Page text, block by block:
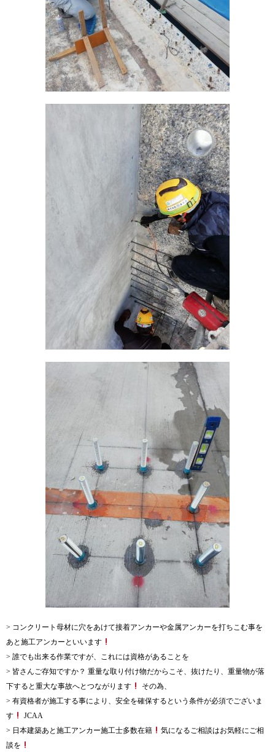
> コンクリート母材に穴をあけて接着アンカーや金属アンカーを打ちこむ事を
あと施工アンカーといいます
> 誰でも出来る作業ですが、これには資格があることを
> 皆さんご存知ですか？ 重量な取り付け物だからこそ、抜けたり、重量物が落
下すると重大な事故へとつながります
その為、
> 有資格者が施工する事により、安全を確保するという条件が必須でございま
す
JCAA
> 日本建築あと施工アンカー施工士多数在籍
気になるご相談はお気軽にご相
談を